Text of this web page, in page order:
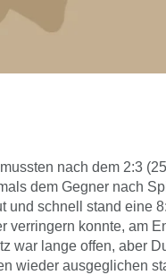
nach dem 2:3
dem Gegner nach
und schnell stand eine
verringern konnte, am
war lange offen, aber
wieder ausgeglichen